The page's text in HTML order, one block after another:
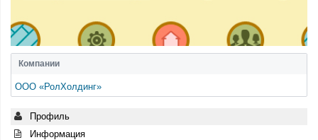
Компании
ООО «РолХолдинг»
Профиль
Информация